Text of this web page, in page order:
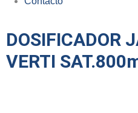
DOSIFICADOR
VERTI